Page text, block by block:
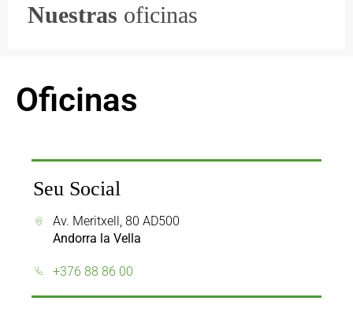
Nuestras oficinas
Oficinas
Seu Social
Av. Meritxell, 80 AD500
Andorra la Vella
+376 88 86 00